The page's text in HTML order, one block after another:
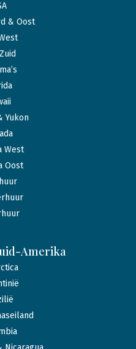
& Oost
Yukon
West
Oost
Amerika